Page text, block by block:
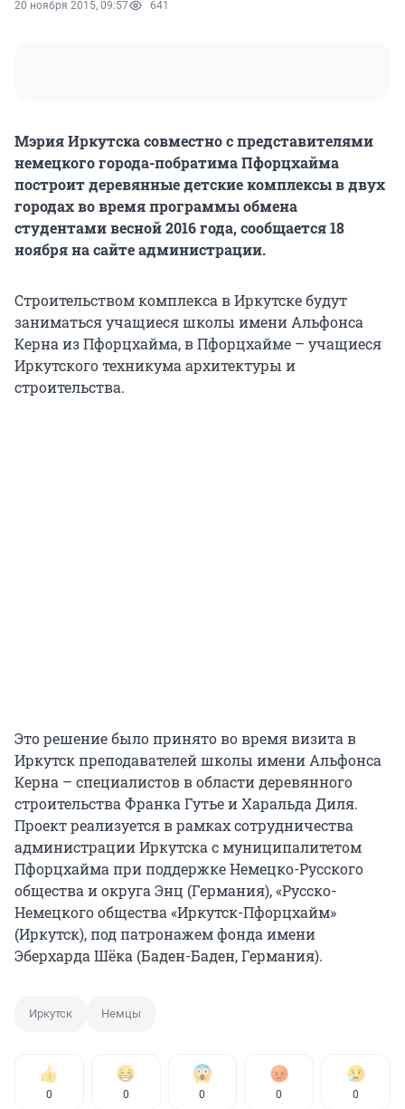
20 ноября 2015, 09:57 641
Мэрия Иркутска совместно с представителями
немецкого города-побратима Пфорцхайма
построит деревянные детские комплексы в двух
городах во время программы обмена
студентами весной 2016 года, сообщается 18
ноября на сайте администрации.
Строительством комплекса в Иркутске будут
заниматься учащиеся школы имени Альфонса
Керна из Пфорцхайма, в Пфорцхайме – учащиеся
Иркутского техникума архитектуры и
строительства.
Это решение было принято во время визита в
Иркутск преподавателей школы имени Альфонса
Керна – специалистов в области деревянного
строительства Франка Гутье и Харальда Диля.
Проект реализуется в рамках сотрудничества
администрации Иркутска с муниципалитетом
Пфорцхайма при поддержке Немецко-Русского
общества и округа Энц (Германия), «Русско-
Немецкого общества «Иркутск-Пфорцхайм»
(Иркутск), под патронажем фонда имени
Эберхарда Шёка (Баден-Баден, Германия).
Иркутск Немцы
0 0 0 0 0